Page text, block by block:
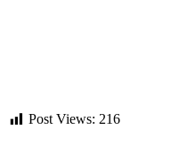
Post Views: 216